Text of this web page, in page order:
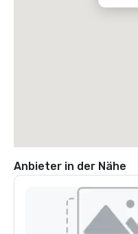
Anbieter in der Nähe